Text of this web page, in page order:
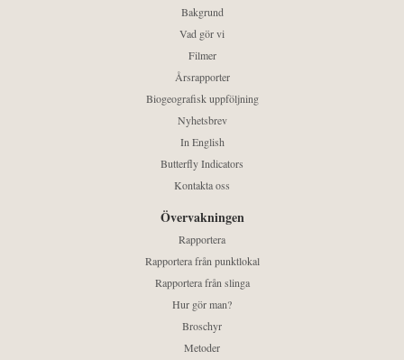
Bakgrund
Vad gör vi
Filmer
Årsrapporter
Biogeografisk uppföljning
Nyhetsbrev
In English
Butterfly Indicators
Kontakta oss
Övervakningen
Rapportera
Rapportera från punktlokal
Rapportera från slinga
Hur gör man?
Broschyr
Metoder